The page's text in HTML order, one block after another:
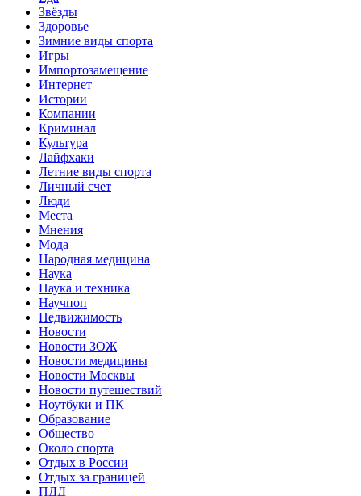
Звёзды
Здоровье
Зимние виды спорта
Игры
Импортозамещение
Интернет
Истории
Компании
Криминал
Культура
Лайфхаки
Летние виды спорта
Личный счет
Люди
Места
Мнения
Мода
Народная медицина
Наука
Наука и техника
Научпоп
Недвижимость
Новости
Новости ЗОЖ
Новости медицины
Новости Москвы
Новости путешествий
Ноутбуки и ПК
Образование
Общество
Около спорта
Отдых в России
Отдых за границей
ПДД